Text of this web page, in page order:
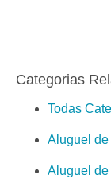
Categorias
Todas
Aluguel
Aluguel